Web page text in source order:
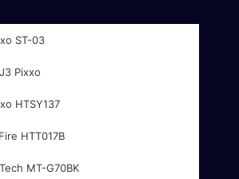
ST-03
Pixxo
HTSY137
HTT017B
MT-G70BK